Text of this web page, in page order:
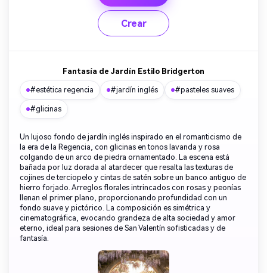
Crear
Fantasía de Jardín Estilo Bridgerton
#estética regencia #jardín inglés #pasteles suaves
#glicinas
Un lujoso fondo de jardín inglés inspirado en el romanticismo de
la era de la Regencia, con glicinas en tonos lavanda y rosa
colgando de un arco de piedra ornamentado. La escena está
bañada por luz dorada al atardecer que resalta las texturas de
cojines de terciopelo y cintas de satén sobre un banco antiguo de
hierro forjado. Arreglos florales intrincados con rosas y peonías
llenan el primer plano, proporcionando profundidad con un
fondo suave y pictórico. La composición es simétrica y
cinematográfica, evocando grandeza de alta sociedad y amor
eterno, ideal para sesiones de San Valentín sofisticadas y de
fantasía.